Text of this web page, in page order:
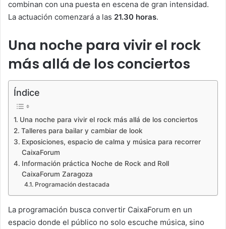
combinan con una puesta en escena de gran intensidad.
La actuación comenzará a las 21.30 horas.
Una noche para vivir el rock
más allá de los conciertos
Índice
Una noche para vivir el rock más allá de los conciertos
Talleres para bailar y cambiar de look
Exposiciones, espacio de calma y música para recorrer
CaixaForum
Información práctica Noche de Rock and Roll
CaixaForum Zaragoza
Programación destacada
La programación busca convertir CaixaForum en un
espacio donde el público no solo escuche música, sino